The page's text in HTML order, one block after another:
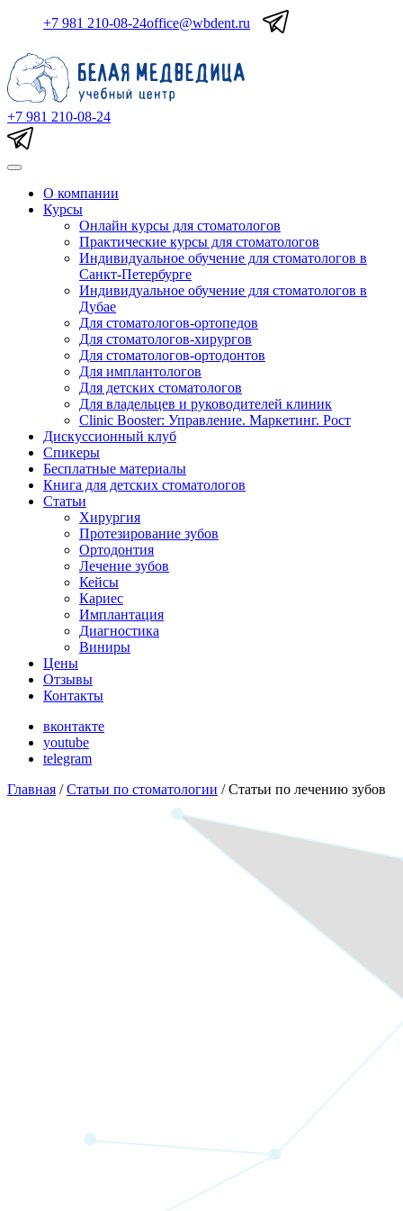
+7 981 210-08-24office@wbdent.ru
+7 981 210-08-24
О компании
Курсы
Онлайн курсы для стоматологов
Практические курсы для стоматологов
Индивидуальное обучение для стоматологов в
Санкт-Петербурге
Индивидуальное обучение для стоматологов в
Дубае
Для стоматологов-ортопедов
Для стоматологов-хирургов
Для стоматологов-ортодонтов
Для имплантологов
Для детских стоматологов
Для владельцев и руководителей клиник
Clinic Booster: Управление. Маркетинг. Рост
Дискуссионный клуб
Спикеры
Бесплатные материалы
Книга для детских стоматологов
Статьи
Хирургия
Протезирование зубов
Ортодонтия
Лечение зубов
Кейсы
Кариес
Имплантация
Диагностика
Виниры
Цены
Отзывы
Контакты
вконтакте
youtube
telegram
Главная /Статьи по стоматологии /Статьи по лечению зубов